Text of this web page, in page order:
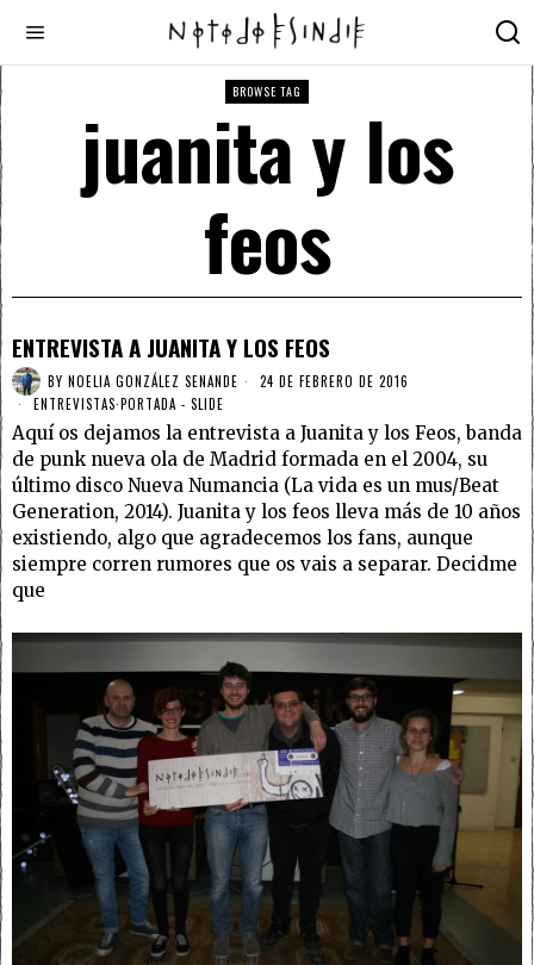
BROWSE TAG
juanita y los
feos
ENTREVISTA A JUANITA Y LOS FEOS
BY NOELIA GONZÁLEZ SENANDE
24 DE FEBRERO DE 2016
ENTREVISTAS·PORTADA - SLIDE
Aquí os dejamos la entrevista a Juanita y los Feos, banda
de punk nueva ola de Madrid formada en el 2004, su
último disco Nueva Numancia (La vida es un mus/Beat
Generation, 2014). Juanita y los feos lleva más de 10 años
existiendo, algo que agradecemos los fans, aunque
siempre corren rumores que os vais a separar. Decidme
que